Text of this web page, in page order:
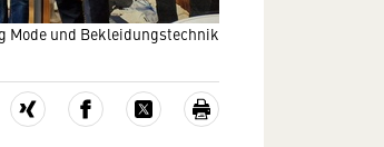
Mode und Bekleidungstechnik